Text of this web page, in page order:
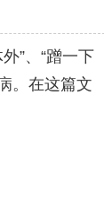
”、“蹭一下
。在这篇文